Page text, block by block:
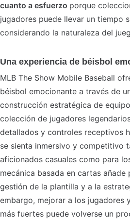
cuanto a esfuerzo porque
jugadores puede llevar un tiempo
considerando la naturaleza del
Una experiencia de béisbol
MLB The Show Mobile Baseball
béisbol emocionante a través de
construcción estratégica de
colección de jugadores
detallados y controles receptivos
se sienta inmersivo y competitivo
aficionados casuales como para
mecánica basada en cartas añade
gestión de la plantilla y a la
embargo, mejorar a los jugadores
más fuertes puede volverse un